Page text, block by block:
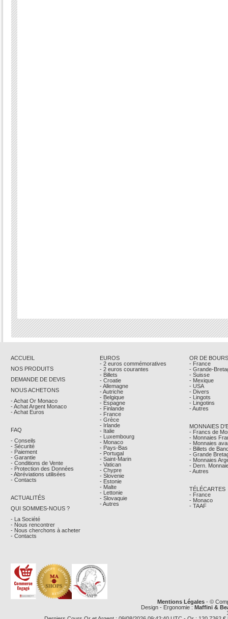
ACCUEIL
NOS PRODUITS
DEMANDE DE DEVIS
NOUS ACHETONS
- Achat Or Monaco
- Achat Argent Monaco
- Achat Euros
FAQ
- Conseils
- Sécurité
- Paiement
- Garantie
- Conditions de Vente
- Protection des Données
- Abréviations utilisées
- Contacts
ACTUALITÉS
QUI SOMMES-NOUS ?
- La Société
- Nous rencontrer
- Nous cherchons à acheter
- Contacts
EUROS
- 2 euros commémoratives
- 2 euros courantes
- Billets
- Croatie
- Allemagne
- Autriche
- Belgique
- Espagne
- Finlande
- France
- Grèce
- Irlande
- Italie
- Luxembourg
- Monaco
- Pays-Bas
- Portugal
- Saint-Marin
- Vatican
- Chypre
- Slovenie
- Estonie
- Malte
- Lettonie
- Slovaquie
- Autres
OR DE
- France
- Grande-
- Suisse
- Mexique
- USA
- Divers
- Lingots
- Lingotins
- Autres
MONNAIES
- Francs de
- Monnaies
- Monnaies
- Billets de
- Grande
- Monnaies
- Dern.
- Autres
TÉLÉCARTES
- France
- Monaco
- TAAF
Mentions Légales- ©
Design - Ergonomie : Maffini &